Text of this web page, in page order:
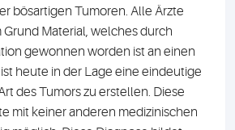
bösartigen Tumoren. Alle Ärzte
Material, welches durch
gewonnen worden ist an einen
heute in der Lage eine eindeutige
des Tumors zu erstellen. Diese
mit keiner anderen medizinischen